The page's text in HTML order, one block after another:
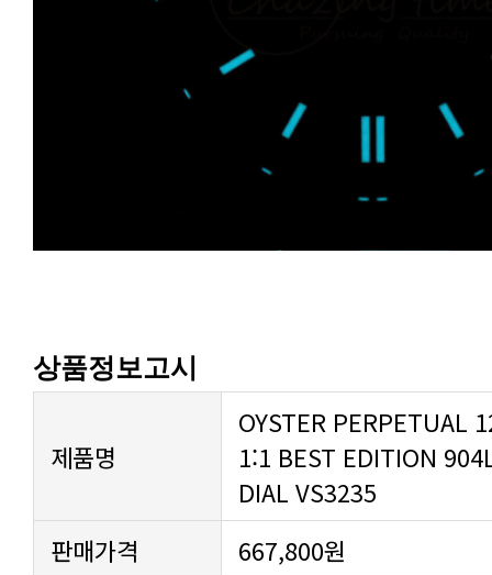
상품정보고시
제품명
DIAL VS3235
판매가격
667,800원